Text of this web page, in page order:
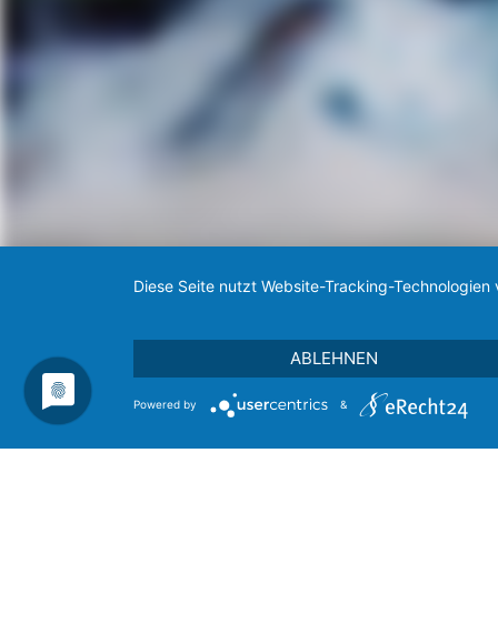
Diese Seite nutzt Website-Tracking-
ABLEHNEN
Powered by &